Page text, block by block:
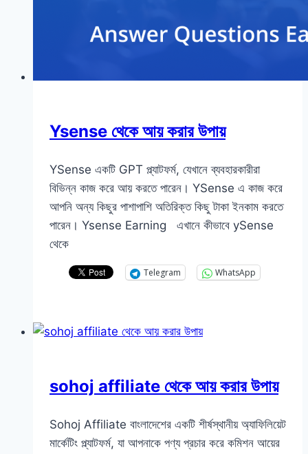
Ysense থেকে আয় করার উপায়
YSense একটি GPT প্ল্যাটফর্ম, যেখানে ব্যবহারকারীরা
বিভিন্ন কাজ করে আয় করতে পারেন। YSense এ কাজ করে
আপনি অন্য কিছুর পাশাপাশি অতিরিক্ত কিছু টাকা ইনকাম করতে
পারেন। Ysense Earning এখানে কীভাবে ySense
থেকে
Telegram WhatsApp
sohoj affiliate থেকে আয় করার উপায়
Sohoj Affiliate বাংলাদেশের একটি শীর্ষস্থানীয় অ্যাফিলিয়েট
মার্কেটিং প্ল্যাটফর্ম, যা আপনাকে পণ্য প্রচার করে কমিশন আয়ের